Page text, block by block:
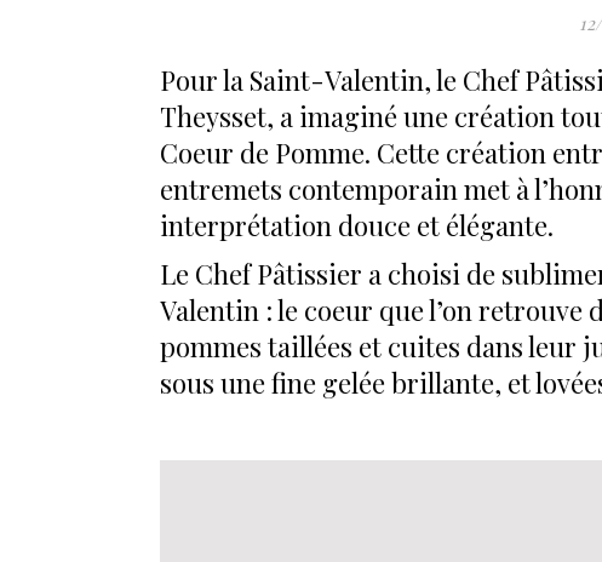
Pour la Saint-Valentin, le Chef
Theysset, a imaginé une création
Coeur de Pomme. Cette création
entremets contemporain met à
interprétation douce et élégante.
Le Chef Pâtissier a choisi de
Valentin : le coeur que l’on retrouve
pommes taillées et cuites dans leur
sous une fine gelée brillante, et